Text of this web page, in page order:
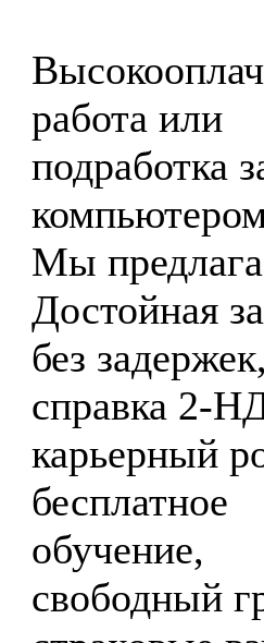
работа или
подработка
Мы
Достойная
без
справка 2-
карьерный
бесплатное
обучение,
свободный